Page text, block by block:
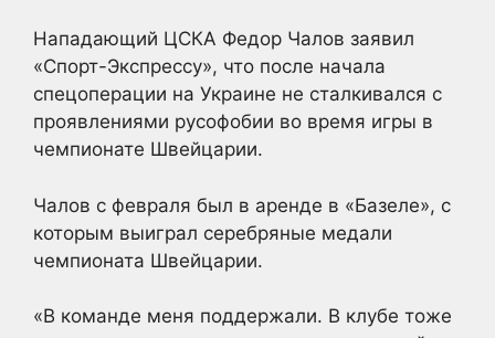
Нападающий ЦСКА Федор Чалов заявил
«Спорт-Экспрессу», что после начала
спецоперации на Украине не сталкивался с
проявлениями русофобии во время игры в
чемпионате Швейцарии.
Чалов с февраля был в аренде в «Базеле», с
которым выиграл серебряные медали
чемпионата Швейцарии.
«В команде меня поддержали. В клубе тоже